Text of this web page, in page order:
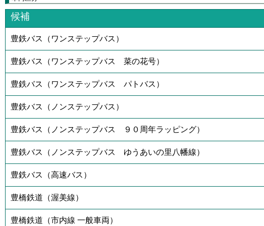
候補
豊鉄バス（ワンステップバス）
豊鉄バス（ワンステップバス 菜の花号）
豊鉄バス（ワンステップバス パトバス）
豊鉄バス（ノンステップバス）
豊鉄バス（ノンステップバス ９０周年ラッピング）
豊鉄バス（ノンステップバス ゆうあいの里八幡線）
豊鉄バス（高速バス）
豊橋鉄道（渥美線）
豊橋鉄道（市内線 一般車両）